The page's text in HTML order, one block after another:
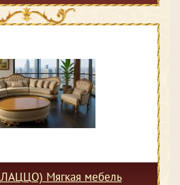
Мягкая мебель